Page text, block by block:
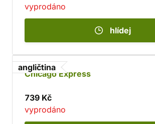
vyprodáno
hlídej
angličtina
Chicago Express
739 Kč
vyprodáno